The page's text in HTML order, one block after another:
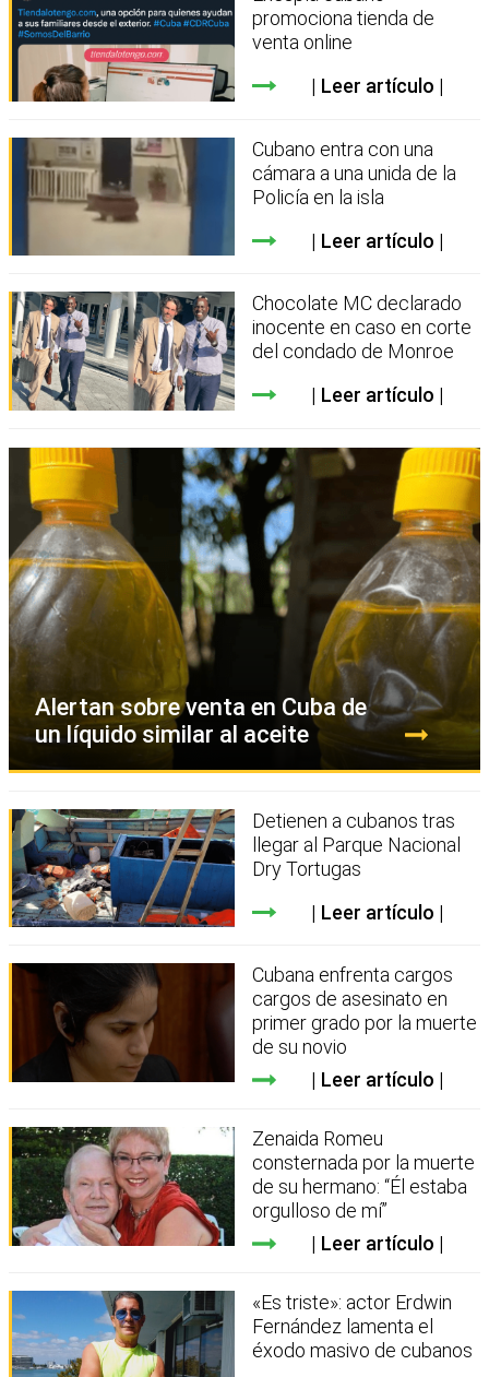
promociona tienda de
venta online
Leer artículo
Cubano entra con una
cámara a una unida de la
Policía en la isla
Leer artículo
Chocolate MC declarado
inocente en caso en corte
del condado de Monroe
Leer artículo
Alertan sobre venta en Cuba de
un líquido similar al aceite
Detienen a cubanos tras
llegar al Parque Nacional
Dry Tortugas
Leer artículo
Cubana enfrenta cargos
cargos de asesinato en
primer grado por la muerte
de su novio
Leer artículo
Zenaida Romeu
consternada por la muerte
de su hermano: “Él estaba
orgulloso de mí”
Leer artículo
«Es triste»: actor Erdwin
Fernández lamenta el
éxodo masivo de cubanos